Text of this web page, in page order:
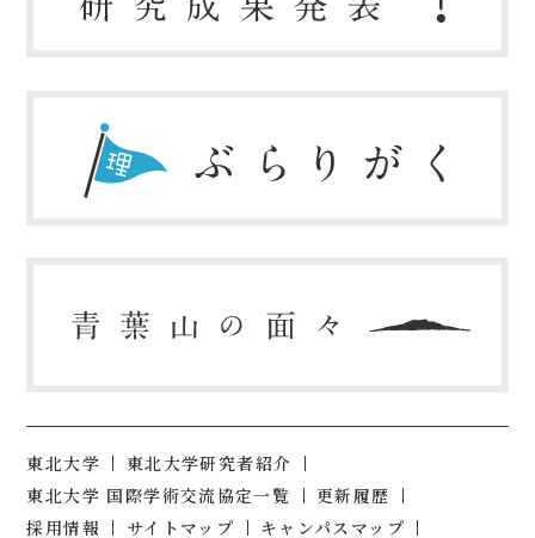
東北大学
東北大学研究者紹介
東北大学 国際学術交流協定一覧
更新履歴
採用情報
サイトマップ キャンパスマップ